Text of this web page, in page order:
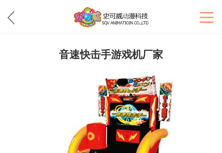
音速快击手游戏机厂家